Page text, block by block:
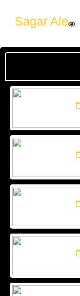
Sagar Ale